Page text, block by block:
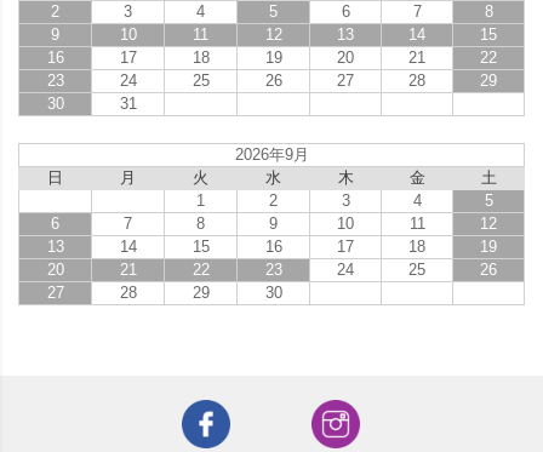
2
3 4 5 6 7
8
9
10 11 12 13 14
15
16
17 18 19 20 21
22
23
24 25 26 27 28
29
30
31
2026年9月
日
月 火 水 木 金
土
1
2 3 4
5
6
7 8 9 10 11
12
13
14 15 16 17 18
19
20
21 22 23 24 25
26
27
28 29 30